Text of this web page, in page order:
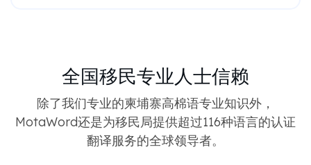
全国移民专业人士信赖
除了我们专业的柬埔寨高棉语专业知识外，
MotaWord还是为移民局提供超过116种语言的认证
翻译服务的全球领导者。